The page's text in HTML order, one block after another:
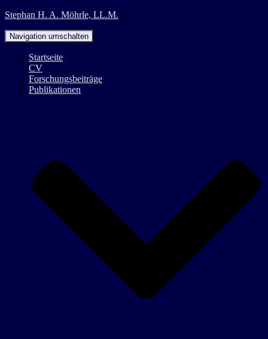
Stephan H. A. Möhrle, LL.M.
Navigation umschalten
Startseite
CV
Forschungsbeiträge
Publikationen